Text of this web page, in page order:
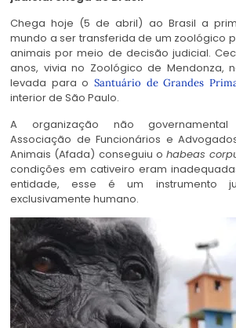
Chega hoje (5 de abril) ao Brasil a
mundo a ser transferida de um zoológico
animais por meio de decisão judicial.
anos, vivia no Zoológico de Mendonza,
levada para o Santuário de Grandes
interior de São Paulo.
A organização não governamental
Associação de Funcionários e
Animais (Afada) conseguiu o habeas
condições em cativeiro eram
entidade, esse é um instrumento
exclusivamente humano.